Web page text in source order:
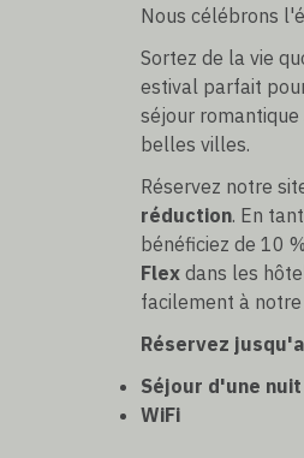
Nous célébrons
Sortez de la vie
estival parfait
séjour
belles villes.
Réservez notre
réduction. En
bénéficiez de 10
Flex dans les
facilement à
Réservez
Séjour d'une
WiFi